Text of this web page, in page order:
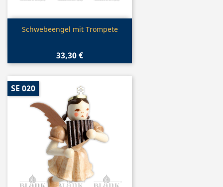
Vorschau
Schwebeengel mit Trompete
33,30 €
SE 020